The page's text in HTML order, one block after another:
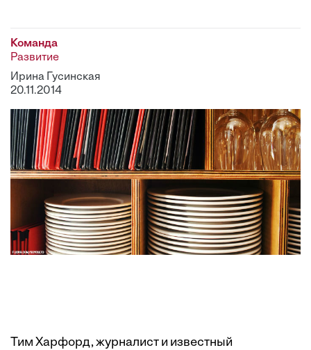
Команда
Развитие
Ирина Гусинская
20.11.2014
Тим Харфорд, журналист и известный